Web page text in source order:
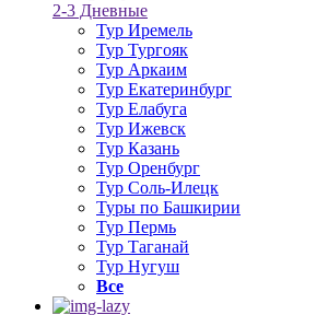
2-3 Дневные
Тур Иремель
Тур Тургояк
Тур Аркаим
Тур Екатеринбург
Тур Елабуга
Тур Ижевск
Тур Казань
Тур Оренбург
Тур Соль-Илецк
Туры по Башкирии
Тур Пермь
Тур Таганай
Тур Нугуш
Все